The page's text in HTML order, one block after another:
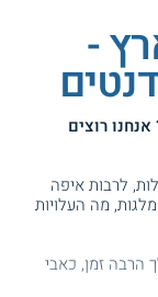
-
אנחנו רוצים
לרבות איפה
מה העלויות
הרבה זמן, כאבי